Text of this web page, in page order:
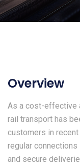
Overview
As a cost-effective
rail transport has
customers in
regular connections
and secure